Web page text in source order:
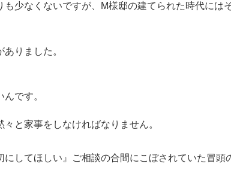
も少なくないですが、M様邸の建てられた時代には
りました。
んです。
と家事をしなければなりません。
にしてほしい』ご相談の合間にこぼされていた冒頭